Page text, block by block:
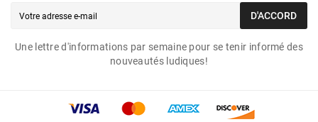
D'ACCORD
Une lettre d'informations par semaine pour se tenir informé des
nouveautés ludiques!